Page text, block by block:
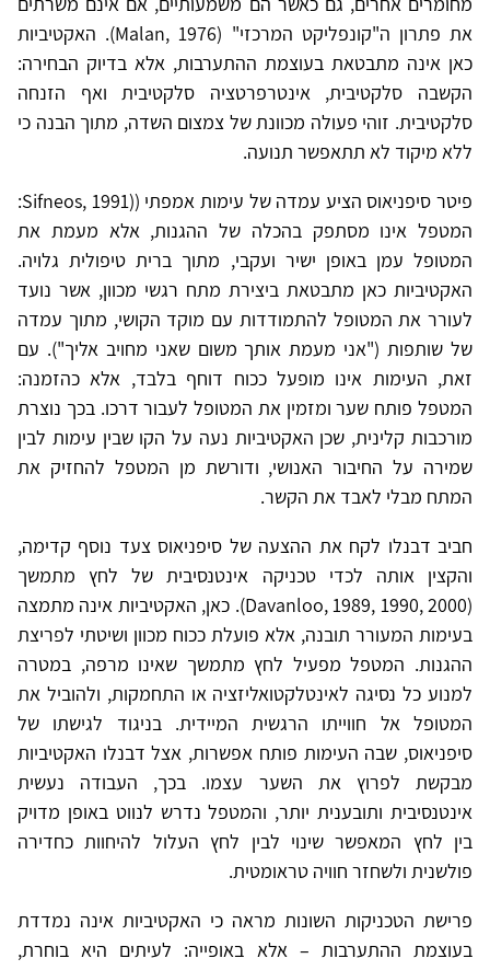
את פתרון ה"קונפליקט המרכזי" (Malan, 1976). האקטיביות
כאן אינה מתבטאת בעוצמת ההתערבות, אלא בדיוק הבחירה:
הקשבה סלקטיבית, אינטרפרטציה סלקטיבית ואף הזנחה
סלקטיבית. זוהי פעולה מכוונת של צמצום השדה, מתוך הבנה כי
ללא מיקוד לא תתאפשר תנועה.
פיטר סיפניאוס הציע עמדה של עימות אמפתי ((Sifneos, 1991:
המטפל אינו מסתפק בהכלה של ההגנות, אלא מעמת את
המטופל עמן באופן ישיר ועקבי, מתוך ברית טיפולית גלויה.
האקטיביות כאן מתבטאת ביצירת מתח רגשי מכוון, אשר נועד
לעורר את המטופל להתמודדות עם מוקד הקושי, מתוך עמדה
של שותפות ("אני מעמת אותך משום שאני מחויב אליך"). עם
זאת, העימות אינו מופעל ככוח דוחף בלבד, אלא כהזמנה:
המטפל פותח שער ומזמין את המטופל לעבור דרכו. בכך נוצרת
מורכבות קלינית, שכן האקטיביות נעה על הקו שבין עימות לבין
שמירה על החיבור האנושי, ודורשת מן המטפל להחזיק את
המתח מבלי לאבד את הקשר.
חביב דבנלו לקח את ההצעה של סיפניאוס צעד נוסף קדימה,
והקצין אותה לכדי טכניקה אינטנסיבית של לחץ מתמשך
(Davanloo, 1989, 1990, 2000). כאן, האקטיביות אינה מתמצה
בעימות המעורר תובנה, אלא פועלת ככוח מכוון ושיטתי לפריצת
ההגנות. המטפל מפעיל לחץ מתמשך שאינו מרפה, במטרה
למנוע כל נסיגה לאינטלקטואליזציה או התחמקות, ולהוביל את
המטופל אל חווייתו הרגשית המיידית. בניגוד לגישתו של
סיפניאוס, שבה העימות פותח אפשרות, אצל דבנלו האקטיביות
מבקשת לפרוץ את השער עצמו. בכך, העבודה נעשית
אינטנסיבית ותובענית יותר, והמטפל נדרש לנווט באופן מדויק
בין לחץ המאפשר שינוי לבין לחץ העלול להיחוות כחדירה
פולשנית ולשחזר חוויה טראומטית.
פרישת הטכניקות השונות מראה כי האקטיביות אינה נמדדת
בעוצמת ההתערבות – אלא באופייה: לעיתים היא בוחרת,